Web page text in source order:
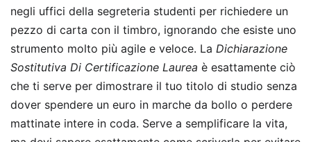
negli uffici della segreteria studenti per richiedere un
pezzo di carta con il timbro, ignorando che esiste uno
strumento molto più agile e veloce. La Dichiarazione
Sostitutiva Di Certificazione Laurea è esattamente ciò
che ti serve per dimostrare il tuo titolo di studio senza
dover spendere un euro in marche da bollo o perdere
mattinate intere in coda. Serve a semplificare la vita,